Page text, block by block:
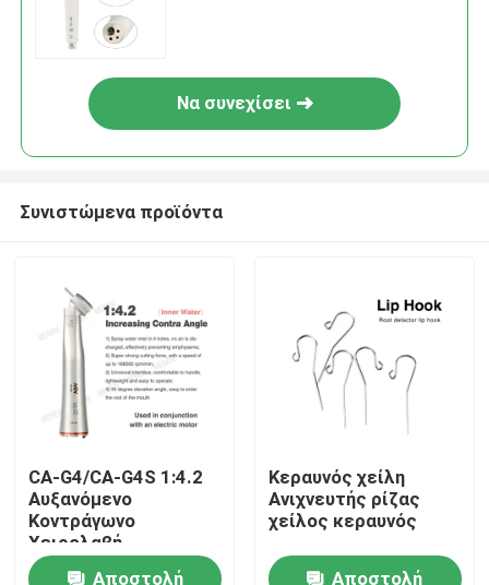
Αρχική Σελίδα
Προϊόντα
Σχετικά με εμάς
Να συνεχίσει
Συνιστώμενα προϊόντα
CA-G4/CA-G4S 1:4.2
Αυξανόμενο
Κοντράγωνο
Χειρολαβή
Οδοντιατρικής
Αποστολή
Κεραυνός χείλη
Ανιχνευτής ρίζας
χείλος κεραυνός
Αποστολή